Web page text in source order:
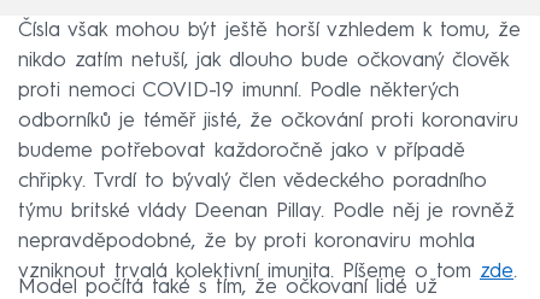
Čísla však mohou být ještě horší vzhledem k tomu, že
nikdo zatím netuší, jak dlouho bude očkovaný člověk
proti nemoci COVID-19 imunní. Podle některých
odborníků je téměř jisté, že očkování proti koronaviru
budeme potřebovat každoročně jako v případě
chřipky. Tvrdí to bývalý člen vědeckého poradního
týmu britské vlády Deenan Pillay. Podle něj je rovněž
nepravděpodobné, že by proti koronaviru mohla
vzniknout trvalá kolektivní imunita. Píšeme o tom zde.
Model počítá také s tím, že očkovaní lidé už